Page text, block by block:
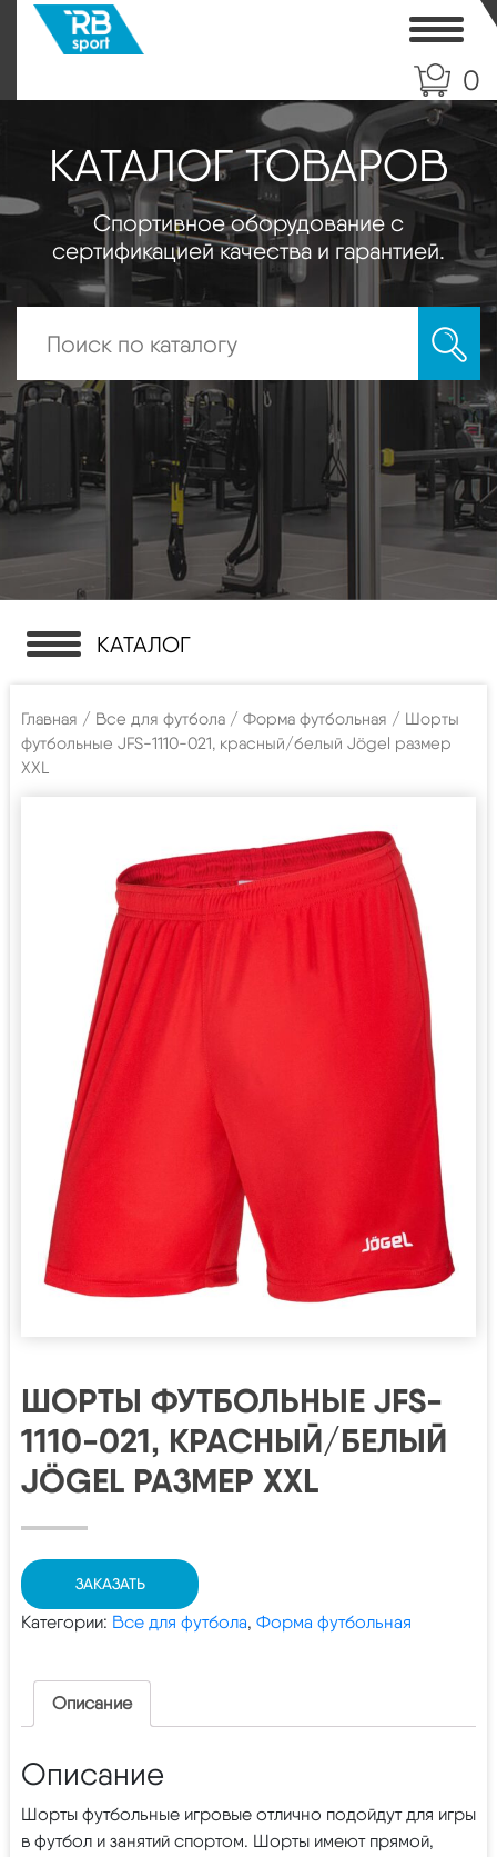
0
КАТАЛОГ ТОВАРОВ
Спортивное оборудование с
сертификацией качества и гарантией.
КАТАЛОГ
Главная / Все для футбола / Форма футбольная / Шорты
футбольные JFS-1110-021, красный/белый Jögel размер
XXL
ШОРТЫ ФУТБОЛЬНЫЕ JFS-
1110-021, КРАСНЫЙ/БЕЛЫЙ
JÖGEL РАЗМЕР XXL
ЗАКАЗАТЬ
Категории: Все для футбола, Форма футбольная
Описание
Описание
Шорты футбольные игровые отлично подойдут для игры
в футбол и занятий спортом. Шорты имеют прямой,